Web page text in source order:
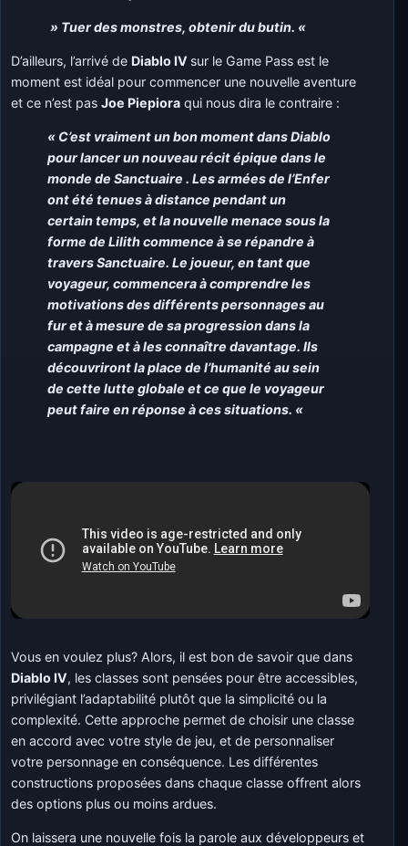
» Tuer des monstres, obtenir du butin. «
D’ailleurs, l’arrivé de Diablo IV sur le Game Pass est le
moment est idéal pour commencer une nouvelle aventure
et ce n’est pasJoe Piepiora qui nous dira le contraire :
« C’est vraiment un bon moment dans Diablo
pour lancer un nouveau récit épique dans le
monde de Sanctuaire . Les armées de l’Enfer
ont été tenues à distance pendant un
certain temps, et la nouvelle menace sous la
forme de Lilith commence à se répandre à
travers Sanctuaire. Le joueur, en tant que
voyageur, commencera à comprendre les
motivations des différents personnages au
fur et à mesure de sa progression dans la
campagne et à les connaître davantage. Ils
découvriront la place de l’humanité au sein
de cette lutte globale et ce que le voyageur
peut faire en réponse à ces situations. «
Vous en voulez plus? Alors, il est bon de savoir que dans
Diablo IV, les classes sont pensées pour être accessibles,
privilégiant l’adaptabilité plutôt que la simplicité ou la
complexité. Cette approche permet de choisir une classe
en accord avec votre style de jeu, et de personnaliser
votre personnage en conséquence. Les différentes
constructions proposées dans chaque classe offrent alors
des options plus ou moins ardues.
On laissera une nouvelle fois la parole aux développeurs et